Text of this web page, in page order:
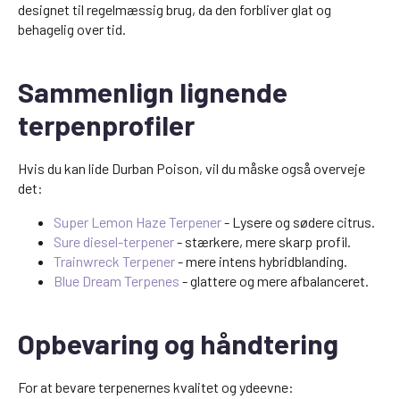
designet til regelmæssig brug, da den forbliver glat og
behagelig over tid.
Sammenlign lignende
terpenprofiler
Hvis du kan lide Durban Poison, vil du måske også overveje
det:
Super Lemon Haze Terpener- Lysere og sødere citrus.
Sure diesel-terpener- stærkere, mere skarp profil.
Trainwreck Terpener- mere intens hybridblanding.
Blue Dream Terpenes - glattere og mere afbalanceret.
Opbevaring og håndtering
For at bevare terpenernes kvalitet og ydeevne: